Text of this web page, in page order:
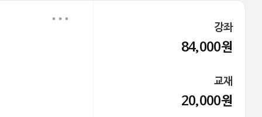
강좌
84,000원
교재
20,000원